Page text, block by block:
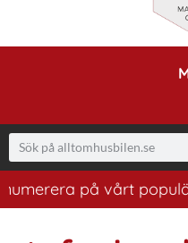
på vårt populära